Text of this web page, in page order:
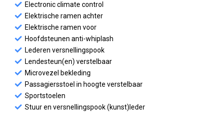
Electronic climate control
Elektrische ramen achter
Elektrische ramen voor
Hoofdsteunen anti-whiplash
Lederen versnellingspook
Lendesteun(en) verstelbaar
Microvezel bekleding
Passagiersstoel in hoogte verstelbaar
Sportstoelen
Stuur en versnellingspook (kunst)leder